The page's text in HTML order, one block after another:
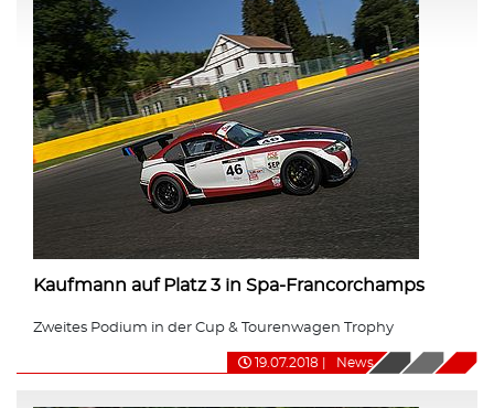
Kaufmann auf Platz 3 in Spa-Francorchamps
Zweites Podium in der Cup & Tourenwagen Trophy
19.07.2018 News